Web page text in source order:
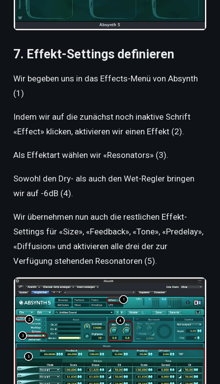
7. Effekt-Settings definieren
Wir begeben uns in das Effects-Menü von Absynth
(1)
Indem wir auf die zunächst noch inaktive Schrift
«Effect» klicken, aktivieren wir einen Effekt (2).
Als Effektart wählen wir «Resonators» (3).
Sowohl den Dry- als auch den Wet-Regler bringen
wir auf -6dB (4).
Wir übernehmen nun auch die restlichen Effekt-
Settings für «Size», «Feedback», «Tone», «Predelay»,
«Diffusion» und aktivieren alle drei der zur
Verfügung stehenden Resonatoren (5).